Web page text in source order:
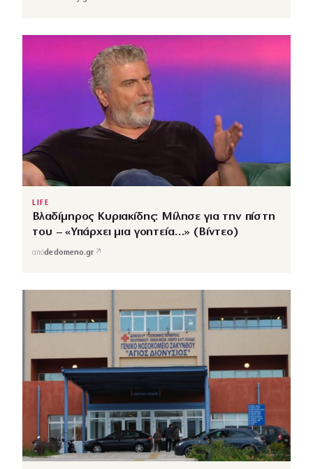
LIFE
Βλαδίμηρος Κυριακίδης: Μίλησε για την πίστη
του – «Υπάρχει μια γοητεία…» (Βίντεο)
απόdedomeno.gr ↗